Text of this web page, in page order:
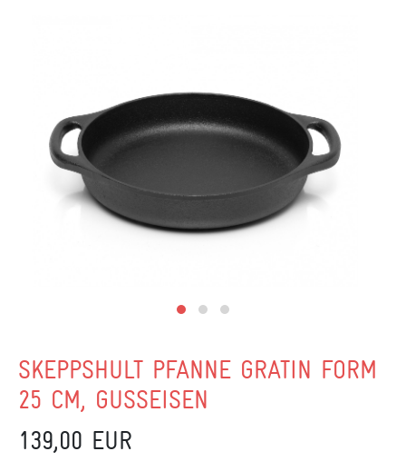
SKEPPSHULT PFANNE GRATIN FORM
25 CM, GUSSEISEN
139,00 EUR